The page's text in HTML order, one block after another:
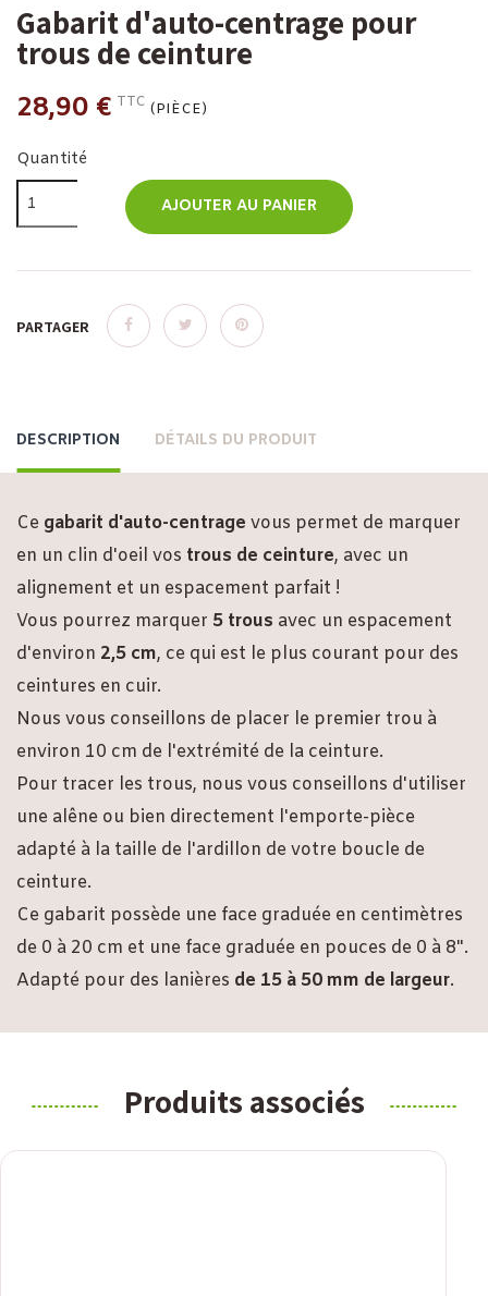
Gabarit d'auto-centrage pour
trous de ceinture
28,90 € TTC (PIÈCE)
Quantité
AJOUTER AU PANIER
PARTAGER
DESCRIPTION DÉTAILS DU PRODUIT
Ce gabarit d'auto-centrage vous permet de marquer
en un clin d'oeil vos trous de ceinture, avec un
alignement et un espacement parfait !
Vous pourrez marquer 5 trous avec un espacement
d'environ 2,5 cm, ce qui est le plus courant pour des
ceintures en cuir.
Nous vous conseillons de placer le premier trou à
environ 10 cm de l'extrémité de la ceinture.
Pour tracer les trous, nous vous conseillons d'utiliser
une alêne ou bien directement l'emporte-pièce
adapté à la taille de l'ardillon de votre boucle de
ceinture.
Ce gabarit possède une face graduée en centimètres
de 0 à 20 cm et une face graduée en pouces de 0 à 8".
Adapté pour des lanières de 15 à 50 mm de largeur.
Produits associés